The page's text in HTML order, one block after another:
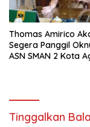
Thomas Amirico
Segera Panggil
ASN SMAN 2 Kota
Tinggalkan